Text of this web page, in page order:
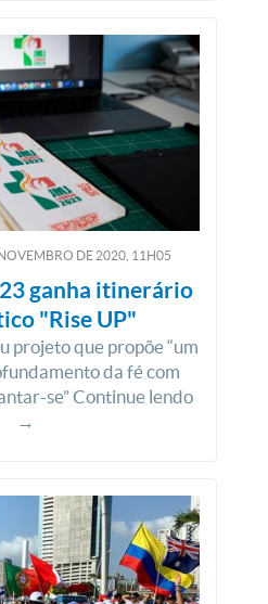
DE2020, 11H05
ganha itinerário
"Rise UP"
projeto que propõe “um
da fé com
se” Continue lendo
→